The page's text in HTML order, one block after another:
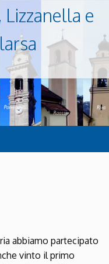
Lizzanella e
abbiamo partecipato
vinto il primo